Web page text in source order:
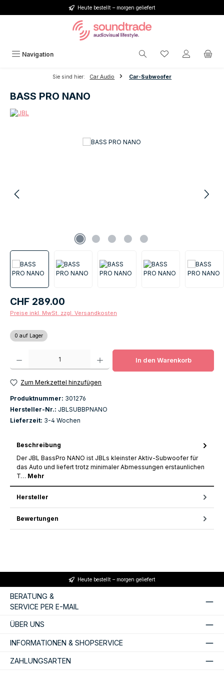
Zum Hauptinhalt springenHeute bestellt – morgen geliefert
Navigation Du hast 0
Sie sind hier: Car Audio Car-Subwoofer
BASS PRO NANO
Regulärer Preis:
CHF 289.00
Preise inkl. MwSt. zzgl. Versandkosten
0 auf Lager
Produkt Anzahl: Gib den gewünschten Wert ein oder benutze die
In den Warenkorb
Zum Merkzettel hinzufügen
Produktnummer: 301276
Hersteller-Nr.: JBLSUBBPNANO
Lieferzeit: 3-4 Wochen
Beschreibung
Der JBL BassPro NANO ist JBLs kleinster Aktiv-Subwoofer für
das Auto und liefert trotz minimaler Abmessungen erstaunlichen
T… Mehr
Hersteller
Bewertungen
Heute bestellt – morgen geliefert
BERATUNG &
SERVICE PER E-MAIL
ÜBER UNS
INFORMATIONEN & SHOPSERVICE
ZAHLUNGSARTEN